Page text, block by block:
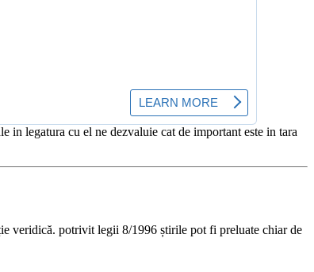
legatura cu el ne dezvaluie cat de important este in tara
veridică. potrivit legii 8/1996 știrile pot fi preluate chiar de